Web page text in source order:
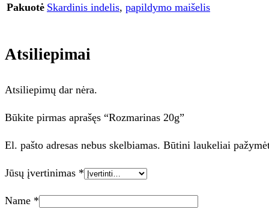
Pakuotė Skardinis indelis, papildymo maišelis
Atsiliepimai
Atsiliepimų dar nėra.
Būkite pirmas aprašęs “Rozmarinas 20g”
El. pašto adresas nebus skelbiamas. Būtini laukeliai
Jūsų įvertinimas *
Name *